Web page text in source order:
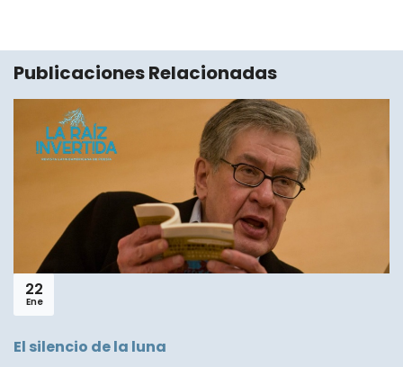
Publicaciones Relacionadas